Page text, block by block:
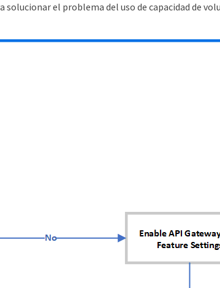
el problema del uso de capacidad de